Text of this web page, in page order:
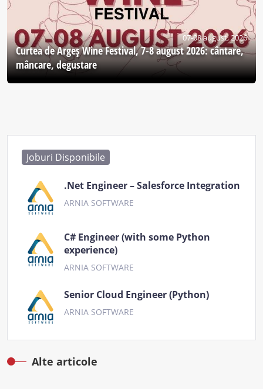
07-08 august, 2026
Curtea de Argeş Wine Festival, 7-8 august 2026: cântare,
mâncare, degustare
Joburi Disponibile
.Net Engineer – Salesforce Integration
ARNIA SOFTWARE
C# Engineer (with some Python
experience)
ARNIA SOFTWARE
Senior Cloud Engineer (Python)
ARNIA SOFTWARE
Alte articole